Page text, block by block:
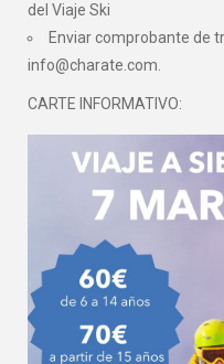
del Viaje Ski
Enviar comprobante de
info@charate.com.
CARTE INFORMATIVO: